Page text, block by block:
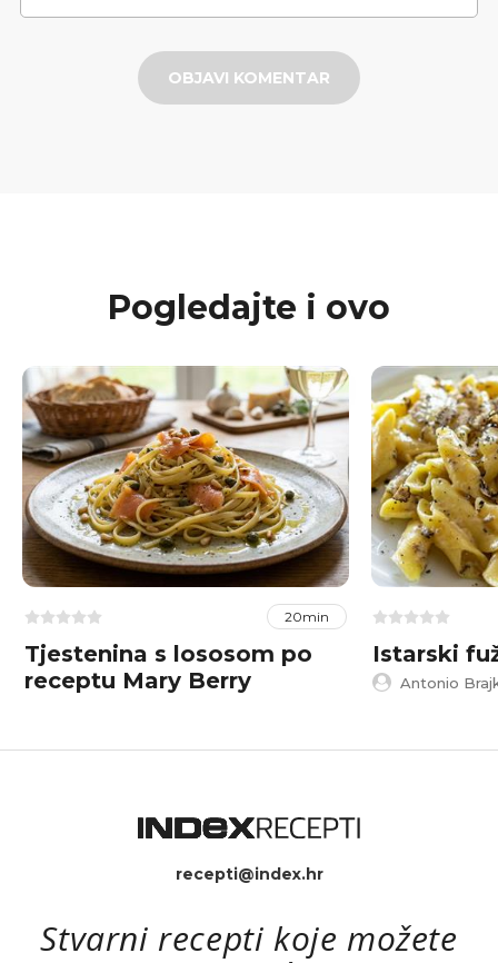
OBJAVI KOMENTAR
Pogledajte i ovo
20min
Tjestenina s lososom po
receptu Mary Berry
Istarski
Antonio
recepti@index.hr
Stvarni recepti koje možete